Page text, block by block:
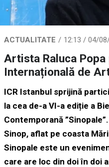
ACTUALITATE 12:13 / 04/
Artista Raluca
Internațională de
ICR Istanbul sprijină
la cea de-a VI-a ediție a
Contemporană
Sinop, aflat pe coasta
Sinopale este un
care are loc din doi în doi